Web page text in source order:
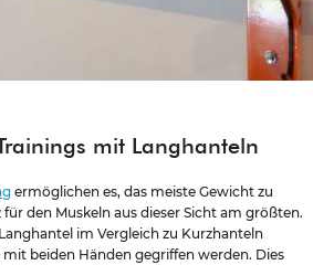
mit Langhanteln
ermöglichen es, das meiste Gewicht zu
den Muskeln aus dieser Sicht am größten.
im Vergleich zu Kurzhanteln
beiden Händen gegriffen werden. Dies